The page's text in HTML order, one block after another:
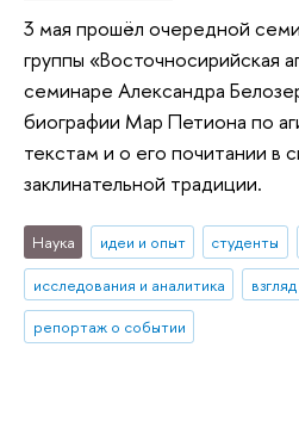
3 мая прошёл очередной
группы «Восточносирийская
семинаре Александра
биографии Мар Петиона по
текстам и о его почитании в
заклинательной традиции.
Наука идеи и опыт студенты
исследования и аналитика
репортаж о событии